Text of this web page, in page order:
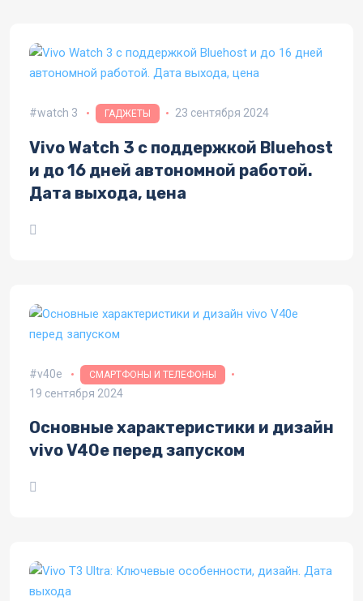
watch 3 ГАДЖЕТЫ 23 сентября 2024
Vivo Watch 3 с поддержкой Bluehost
и до 16 дней автономной работой.
Дата выхода, цена
v40e СМАРТФОНЫ И ТЕЛЕФОНЫ
19 сентября 2024
Основные характеристики и дизайн
vivo V40e перед запуском